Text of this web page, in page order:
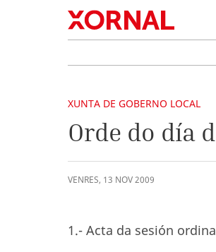
XUNTA DE GOBERNO LOCAL
Orde do día
VENRES, 13 NOV2009
1.- Acta da sesión